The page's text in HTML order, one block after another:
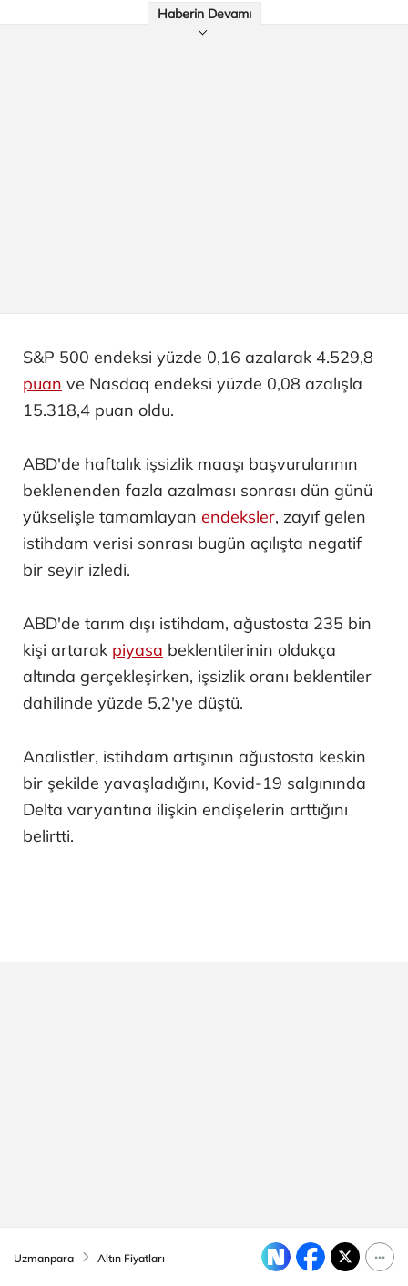
Haberin Devamı
S&P 500 endeksi yüzde 0,16 azalarak 4.529,8
puan ve Nasdaq endeksi yüzde 0,08 azalışla
15.318,4 puan oldu.
ABD'de haftalık işsizlik maaşı başvurularının
beklenenden fazla azalması sonrası dün günü
yükselişle tamamlayan endeksler, zayıf gelen
istihdam verisi sonrası bugün açılışta negatif
bir seyir izledi.
ABD'de tarım dışı istihdam, ağustosta 235 bin
kişi artarak piyasa beklentilerinin oldukça
altında gerçekleşirken, işsizlik oranı beklentiler
dahilinde yüzde 5,2'ye düştü.
Analistler, istihdam artışının ağustosta keskin
bir şekilde yavaşladığını, Kovid-19 salgınında
Delta varyantına ilişkin endişelerin arttığını
belirtti.
Uzmanpara Altın Fiyatları